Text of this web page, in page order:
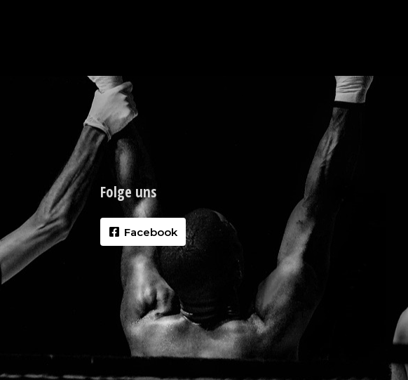
Folge uns
Facebook